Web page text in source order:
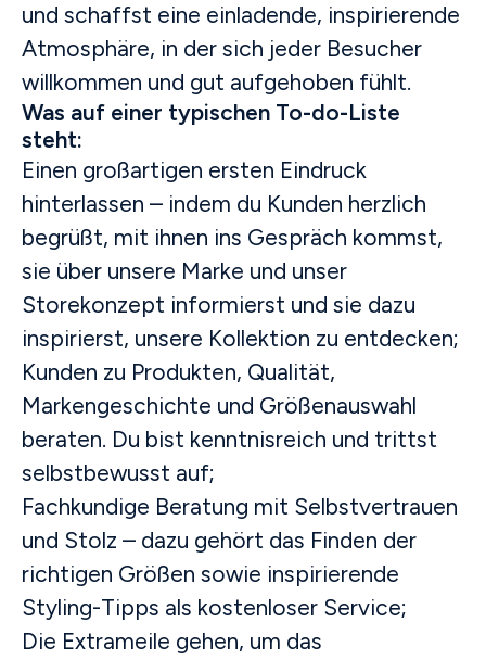
und schaffst eine einladende, inspirierende
Atmosphäre, in der sich jeder Besucher
willkommen und gut aufgehoben fühlt.
Was auf einer typischen To-do-Liste
steht:
Einen großartigen ersten Eindruck
hinterlassen – indem du Kunden herzlich
begrüßt, mit ihnen ins Gespräch kommst,
sie über unsere Marke und unser
Storekonzept informierst und sie dazu
inspirierst, unsere Kollektion zu entdecken;
Kunden zu Produkten, Qualität,
Markengeschichte und Größenauswahl
beraten. Du bist kenntnisreich und trittst
selbstbewusst auf;
Fachkundige Beratung mit Selbstvertrauen
und Stolz – dazu gehört das Finden der
richtigen Größen sowie inspirierende
Styling-Tipps als kostenloser Service;
Die Extrameile gehen, um das